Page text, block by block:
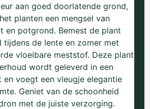
aan goed doorlatende grond,
planten een mengsel van
en potgrond. Bemest de plant
tijdens de lente en zomer met
vloeibare meststof. Deze plant
wordt geleverd in een
voegt een vleugje elegantie
Geniet van de schoonheid
met de juiste verzorging.